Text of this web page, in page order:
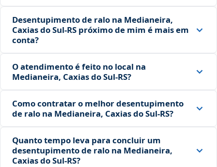
Desentupimento de ralo na Medianeira,
Caxias do Sul‑RS próximo de mim é mais em
conta?
O atendimento é feito no local na
Medianeira, Caxias do Sul‑RS?
Como contratar o melhor desentupimento
de ralo na Medianeira, Caxias do Sul‑RS?
Quanto tempo leva para concluir um
desentupimento de ralo na Medianeira,
Caxias do Sul‑RS?